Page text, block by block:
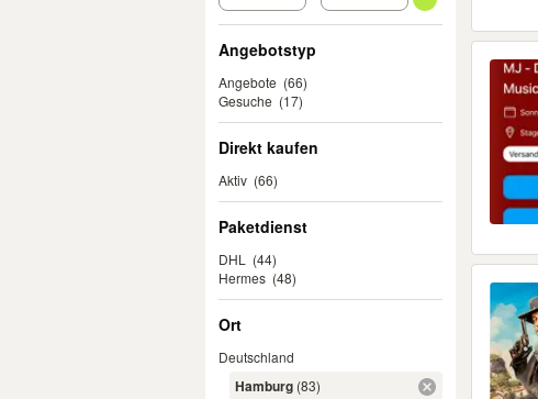
Angebotstyp
Angebote (66)
Gesuche (17)
Direkt kaufen
Aktiv (66)
Paketdienst
DHL
(44)
Hermes (48)
Ort
Deutschland
Hamburg (83)